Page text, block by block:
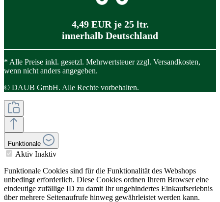
4,49 EUR je 25 ltr.
innerhalb Deutschland
* Alle Preise inkl. gesetzl. Mehrwertsteuer zzgl. Versandkosten,
wenn nicht anders angegeben.
© DAUB GmbH. Alle Rechte vorbehalten.
Funktionale
Aktiv Inaktiv
Funktionale Cookies sind für die Funktionalität des Webshops
unbedingt erforderlich. Diese Cookies ordnen Ihrem Browser eine
eindeutige zufällige ID zu damit Ihr ungehindertes Einkaufserlebnis
über mehrere Seitenaufrufe hinweg gewährleistet werden kann.